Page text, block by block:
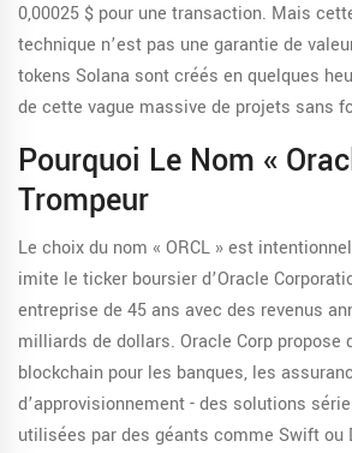
0,00025 $ pour une transaction. Mais
technique n’est pas une garantie de
tokens Solana sont créés en quelques
de cette vague massive de projets sans
Pourquoi Le Nom «
Trompeur
Le choix du nom « ORCL » est
imite le ticker boursier d’Oracle
entreprise de 45 ans avec des revenus
milliards de dollars. Oracle Corp propose
blockchain pour les banques, les
d’approvisionnement - des solutions
utilisées par des géants comme Swift ou